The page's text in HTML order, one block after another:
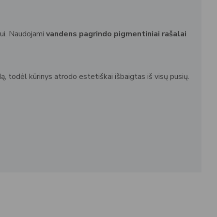
Naudojami vandens pagrindo pigmentiniai rašalai
todėl kūrinys atrodo estetiškai išbaigtas iš visų pusių.